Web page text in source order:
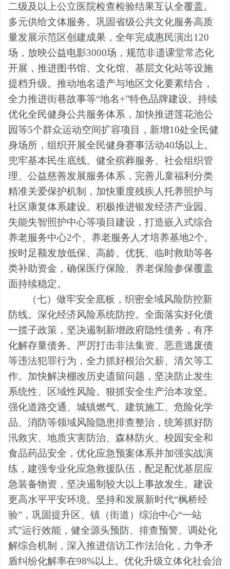
二级及以上公立医院检查检验结果互认全覆盖。
多元供给文体服务。巩固省级公共文化服务高质
量发展示范区创建成果，全年完成惠民演出120
场，放映公益电影3000场，规范非遗课堂常态化
开展，推进图书馆、文化馆、基层文化站等设施
提档升级。推动地名遗产与地区文化要素结合，
全力推进街巷故事等“地名+”特色品牌建设。持续
优化全民健身公共服务体系，加快推进莲花池公
园等5个群众运动空间扩容项目，新增10处全民健
身场所，组织开展全民健身赛事活动40场以上。
兜牢基本民生底线。健全殡葬服务、社会组织管
理、公益慈善发展服务体系，完善儿童福利分类
精准关爱保护机制，加快重度残疾人托养照护与
社区康复体系建设。积极推进银发经济产业园、
失能失智照护中心等项目建设，打造嵌入式综合
养老服务中心2个、养老服务人才培养基地2个。
按时足额发放低保、高龄、优抚、临时救助等各
类补助资金，确保医疗保险、养老保险参保覆盖
面持续稳定。
（七）做牢安全底板，织密全域风险防控新
防线。 深化经济风险系统防控。 全面落实好化债
一揽子政策，坚决遏制新增政府隐性债务，有序
化解存量债务。严厉打击非法集资、恶意逃废债
等违法犯罪行为，全力抓好根治欠薪、清欠等工
作。加快解决棚改历史遗留问题， 坚决防止发生
系统性、区域性风险。 狠抓安全生产治本攻坚。
强化道路交通、城镇燃气、建筑施工、危险化学
品、消防等领域风险隐患排查整治，统筹抓好防
汛救灾、地质灾害防治、森林防火、校园安全和
食品药品安全，优化应急预案体系并加强实战演
练，建强专业化应急救援队伍，配足配优基层应
急装备物资，坚决遏制较大以上事故发生。建设
更高水平平安环境。坚持和发展新时代“枫桥经
验” ，巩固提升区、镇（街道）综治中心“一站
式”运行效能，健全源头预防、排查预警、调处化
解综合机制，深入推进信访工作法治化，力争矛
盾纠纷化解率在98%以上。优化升级立体化社会治